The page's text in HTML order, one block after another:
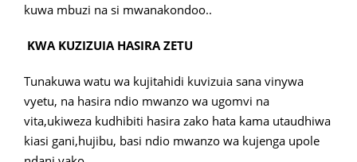
kuwa mbuzi na si mwanakondoo..
KWA KUZIZUIA HASIRA ZETU
Tunakuwa watu wa kujitahidi kuvizuia sana vinywa
vyetu, na hasira ndio mwanzo wa ugomvi na
vita,ukiweza kudhibiti hasira zako hata kama utaudhiwa
kiasi gani,hujibu, basi ndio mwanzo wa kujenga upole